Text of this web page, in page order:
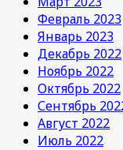
Февраль 2023
Январь 2023
Декабрь 2022
Ноябрь 2022
Октябрь 2022
Сентябрь
Август 2022
Июль 2022